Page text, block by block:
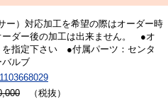
ー）対応加工を希望の際はオーダー時
ーダー後の加工は出来ません。 ●オ
を指定下さい ●付属パーツ：センタ
バルブ
（税抜）